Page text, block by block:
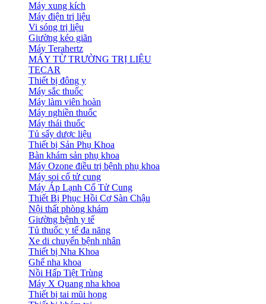
Máy xung kích
Máy điện trị liệu
Vi sóng trị liệu
Giường kéo giãn
Máy Terahertz
MÁY TỪ TRƯỜNG TRỊ LIỆU
TECAR
Thiết bị đông y
Máy sắc thuốc
Máy làm viên hoàn
Máy nghiền thuốc
Máy thái thuốc
Tủ sấy dược liệu
Thiết bị Sản Phụ Khoa
Bàn khám sản phụ khoa
Máy Ozone điều trị bệnh phụ khoa
Máy soi cổ tử cung
Máy Áp Lạnh Cổ Tử Cung
Thiết Bị Phục Hồi Cơ Sàn Chậu
Nội thất phòng khám
Giường bệnh y tế
Tủ thuốc y tế đa năng
Xe di chuyển bệnh nhân
Thiết bị Nha Khoa
Ghế nha khoa
Nồi Hấp Tiệt Trùng
Máy X Quang nha khoa
Thiết bị tai mũi họng